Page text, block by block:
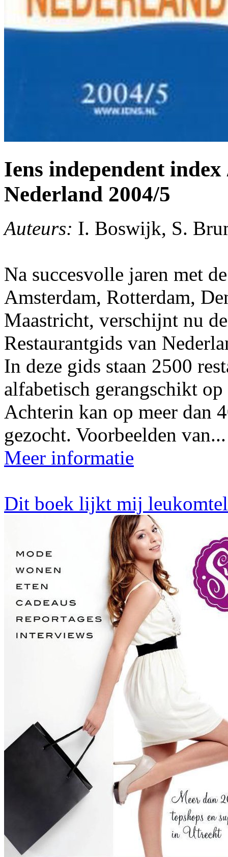
Iens independent
Nederland 2004/5
Auteurs: I. Boswijk, S.
Na succesvolle jaren met
Amsterdam, Rotterdam,
Maastricht, verschijnt nu
Restaurantgids van
In deze gids staan 2500
alfabetisch gerangschikt
Achterin kan op meer dan
gezocht. Voorbeelden van...
Meer informatie
Dit boek lijkt mij